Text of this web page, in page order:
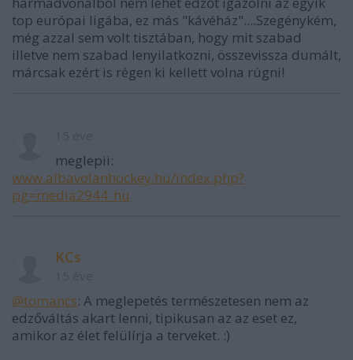
top európai ligába, ez más "kávéház"....Szegénykém,
még azzal sem volt tisztában, hogy mit szabad
illetve nem szabad lenyilatkozni, összevissza dumált,
márcsak ezért is régen ki kellett volna rúgni!
meglepii:
www.albavolanhockey.hu/index.php?
pg=media2944_hu
KCs
@tomancs: A meglepetés természetesen nem az
edzőváltás akart lenni, tipikusan az az eset ez,
amikor az élet felülírja a terveket. :)